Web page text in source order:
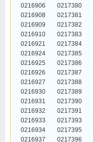
0216906
0217380
0216908
0217381
0216909
0217382
0216910
0217383
0216921
0217384
0216924
0217385
0216925
0217386
0216926
0217387
0216927
0217388
0216930
0217389
0216931
0217390
0216932
0217391
0216933
0217393
0216934
0217395
0216937
0217396